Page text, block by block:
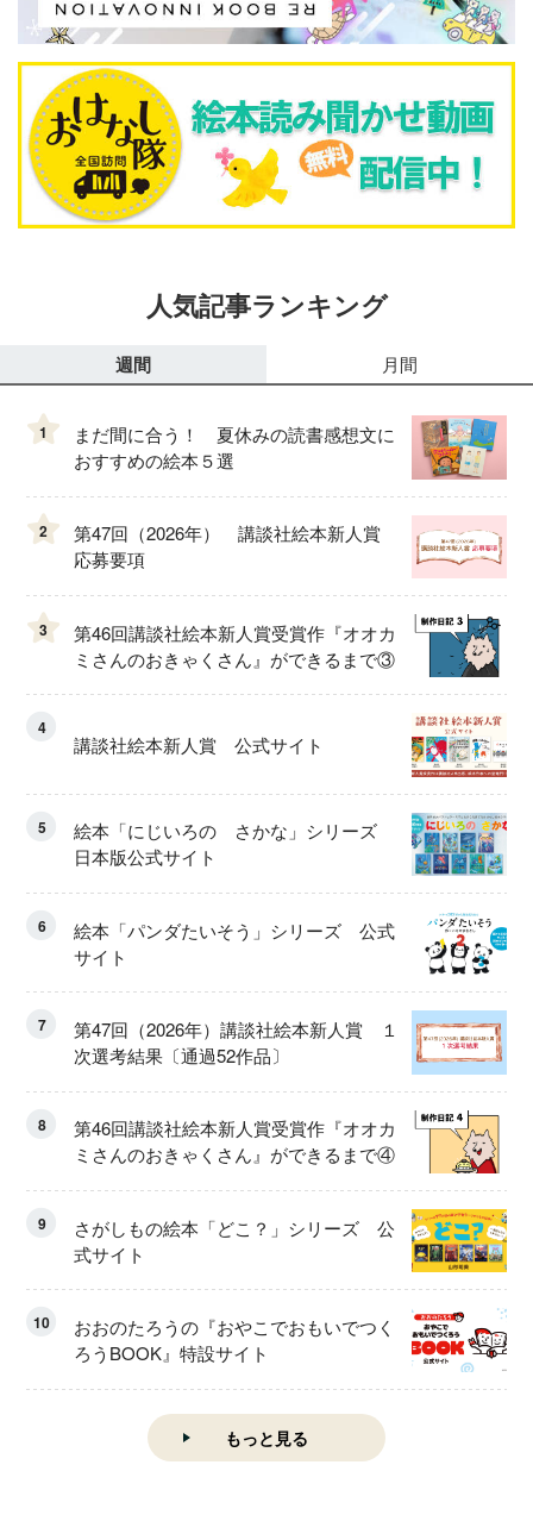
人気記事ランキング
週間 月間
1
まだ間に合う！ 夏休みの読書感想文に
おすすめの絵本５選
2
第47回（2026年） 講談社絵本新人賞
応募要項
3
第46回講談社絵本新人賞受賞作『オオカ
ミさんのおきゃくさん』ができるまで③
4
講談社絵本新人賞 公式サイト
5
絵本「にじいろの さかな」シリーズ
日本版公式サイト
6
絵本「パンダたいそう」シリーズ 公式
サイト
7
第47回（2026年）講談社絵本新人賞 １
次選考結果〔通過52作品〕
8
第46回講談社絵本新人賞受賞作『オオカ
ミさんのおきゃくさん』ができるまで④
9
さがしもの絵本「どこ？」シリーズ 公
式サイト
10
おおのたろうの『おやこでおもいでつく
ろうBOOK』特設サイト
もっと見る